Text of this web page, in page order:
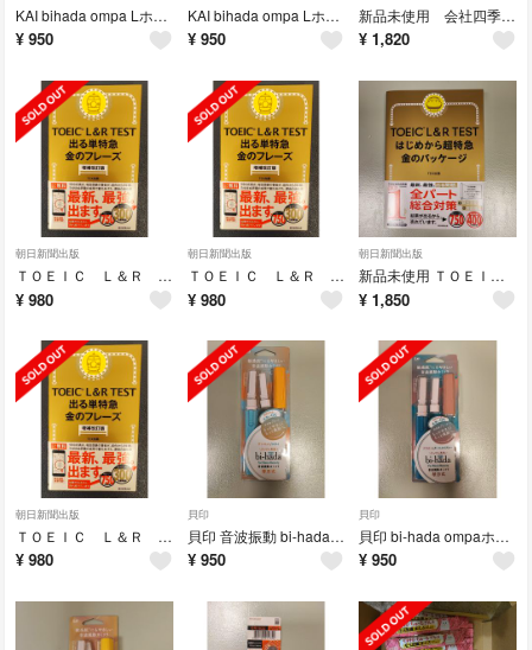
KAI bihada ompa Lホルダー 替刃2個付 サンセット/スカイ
¥ 950
KAI bihada ompa Lホルダー 替刃2個付 マゼンタ/グレー
¥ 950
新品未使用 会社四季報 業界地図 2026年版 東洋経済新報社
¥ 1,820
朝日新聞出版
ＴＯＥＩＣ Ｌ＆Ｒ ＴＥＳＴ出る単特急金のフレーズ 増補改訂版 2026年1月
¥ 980
朝日新聞出版
ＴＯＥＩＣ Ｌ＆Ｒ ＴＥＳＴ出る単特急金のフレーズ 増補改訂版 2026年1月
¥ 980
朝日新聞出版
新品未使用 ＴＯＥＩＣ Ｌ＆Ｒ ＴＥＳＴはじめから超特急 金のパッケージ
¥ 1,850
朝日新聞出版
ＴＯＥＩＣ Ｌ＆Ｒ ＴＥＳＴ出る単特急金のフレーズ 増補改訂版 2026年1月
¥ 980
貝印
貝印 音波振動 bi-hada ompaホルダー替刃式 サンセット/スカイ
¥ 950
貝印
貝印 bi-hada ompaホルダー替刃 ブラウン/ターコイズブルー
¥ 950